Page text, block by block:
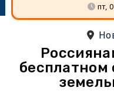
пт,
бесплатном